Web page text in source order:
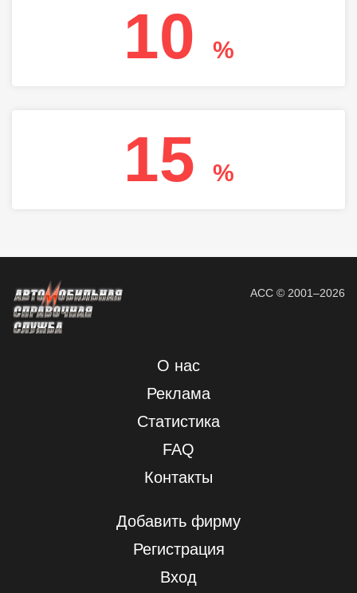
10 %
15 %
АСС © 2001–2026
О нас
Реклама
Статистика
FAQ
Контакты
Добавить фирму
Регистрация
Вход